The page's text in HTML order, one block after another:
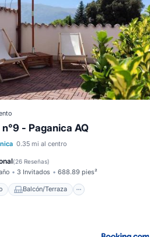
- Paganica AQ
0.35 mi al centro
(26 Reseñas)
3 Invitados 688.89 pies²
Balcón/Terraza
Balcón/Terraza
acondicionado